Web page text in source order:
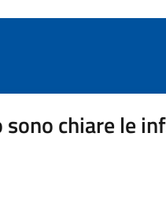
sono chiare le